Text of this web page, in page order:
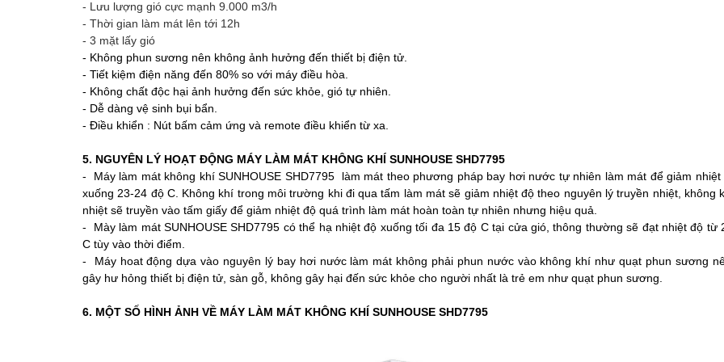
- Lưu lượng gió cực mạnh 9.000 m3/h
- Thời gian làm mát lên tới 12h
- 3 mặt lấy gió
- Không phun sương nên không ảnh hưởng đến thiết bị điện tử.
- Tiết kiệm điện năng đến 80% so với máy điều hòa.
- Không chất độc hại ảnh hưởng đến sức khỏe, gió tự nhiên.
- Dễ dàng vệ sinh bụi bẩn.
- Điều khiển : Nút bấm cảm ứng và remote điều khiển từ xa.
5. NGUYÊN LÝ HOẠT ĐỘNG MÁY LÀM MÁT KHÔNG KHÍ SUNHOUSE SHD7795
- Máy làm mát không khí SUNHOUSE SHD7795
làm mát theo phương pháp bay hơi nước tự nhiên làm mát để giảm
xuống 23-24 độ C. Không khí trong môi trường khi đi qua tấm làm mát sẽ giảm nhiệt độ theo nguyên lý truyền nhiệt, không
nhiệt sẽ truyền vào tấm giấy để giảm nhiệt độ quá trình làm mát hoàn toàn tự nhiên nhưng hiệu quả.
- Mày làm mát SUNHOUSE SHD7795 có thể hạ nhiệt độ xuống tối đa 15 độ C tại cửa gió, thông thường sẽ đạt nhiệt độ từ
C tùy vào thời điểm.
- Máy hoat động dựa vào nguyên lý bay hơi nước làm mát không phải phun nước vào không khí như quạt phun sương
gây hư hỏng thiết bị điện tử, sàn gỗ, không gây hại đến sức khỏe cho người nhất là trẻ em như quạt phun sương.
6. MỘT SỐ HÌNH ẢNH VỀ MÁY LÀM MÁT KHÔNG KHÍ SUNHOUSE SHD7795